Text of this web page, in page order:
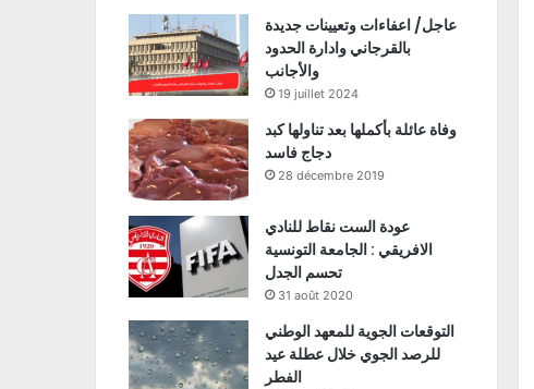
عاجل/ اعفاءات وتعيينات جديدة
بالقرجاني وادارة الحدود
والأجانب
19 juillet 2024
وفاة عائلة بأكملها بعد تناولها كبد
دجاج فاسد
28 décembre 2019
عودة الست نقاط للنادي
الافريقي : الجامعة التونسية
تحسم الجدل
31 août 2020
التوقعات الجوية للمعهد الوطني
للرصد الجوي خلال عطلة عيد
الفطر